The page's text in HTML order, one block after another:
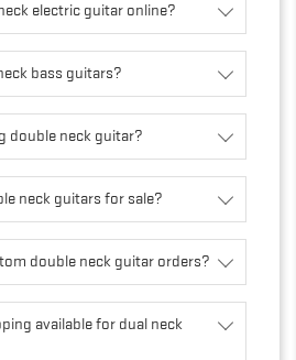
electric guitar online?
bass guitars?
double neck guitar?
neck guitars for sale?
double neck guitar orders?
available for dual neck